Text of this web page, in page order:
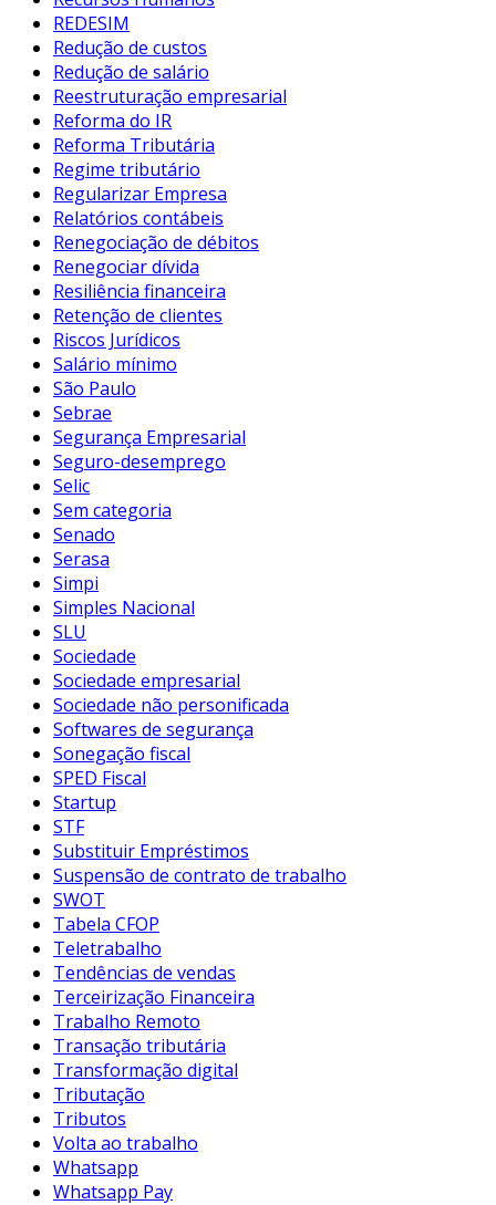
REDESIM
Redução de custos
Redução de salário
Reestruturação empresarial
Reforma do IR
Reforma Tributária
Regime tributário
Regularizar Empresa
Relatórios contábeis
Renegociação de débitos
Renegociar dívida
Resiliência financeira
Retenção de clientes
Riscos Jurídicos
Salário mínimo
São Paulo
Sebrae
Segurança Empresarial
Seguro-desemprego
Selic
Sem categoria
Senado
Serasa
Simpi
Simples Nacional
SLU
Sociedade
Sociedade empresarial
Sociedade não personificada
Softwares de segurança
Sonegação fiscal
SPED Fiscal
Startup
STF
Substituir Empréstimos
Suspensão de contrato de trabalho
SWOT
Tabela CFOP
Teletrabalho
Tendências de vendas
Terceirização Financeira
Trabalho Remoto
Transação tributária
Transformação digital
Tributação
Tributos
Volta ao trabalho
Whatsapp
Whatsapp Pay